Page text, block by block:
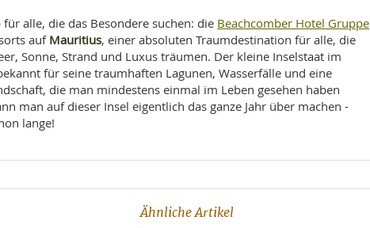
alle, die das Besondere suchen: die Beachcomber Hotel Gruppe
auf Mauritius, einer absoluten Traumdestination für alle, die
Sonne, Strand und Luxus träumen. Der kleine Inselstaat im
für seine traumhaften Lagunen, Wasserfälle und eine
die man mindestens einmal im Leben gesehen haben
man auf dieser Insel eigentlich das ganze Jahr über machen -
lange!
Ähnliche Artikel